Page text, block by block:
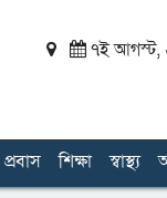
৭ই আগস্ট,
প্রবাস শিক্ষা স্বাস্থ্য